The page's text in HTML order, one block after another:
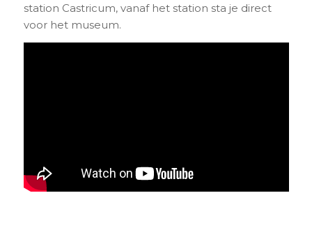
station Castricum, vanaf het station sta je direct
voor het museum.